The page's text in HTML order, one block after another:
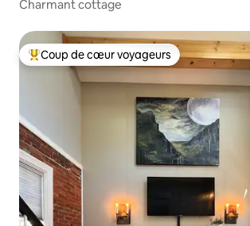
Charmant cottage
Coups de cœur voyageurs les plus
Coup de cœur voyageurs